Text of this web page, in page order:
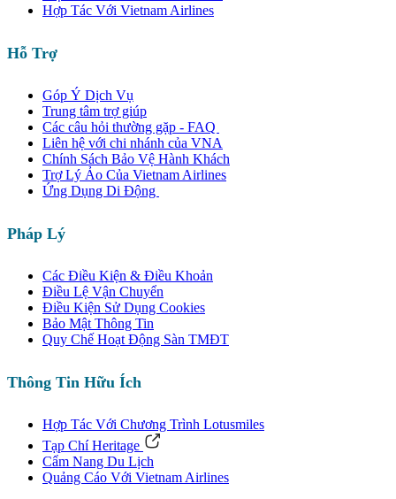
Hợp Tác Với Vietnam Airlines
Hỗ Trợ
Góp Ý Dịch Vụ
Trung tâm trợ giúp
Các câu hỏi thường gặp - FAQ
Liên hệ với chi nhánh của VNA
Chính Sách Bảo Vệ Hành Khách
Trợ Lý Ảo Của Vietnam Airlines
Ứng Dụng Di Động
Pháp Lý
Các Điều Kiện & Điều Khoản
Điều Lệ Vận Chuyển
Điều Kiện Sử Dụng Cookies
Bảo Mật Thông Tin
Quy Chế Hoạt Động Sàn TMĐT
Thông Tin Hữu Ích
Hợp Tác Với Chương Trình Lotusmiles
Tạp Chí Heritage
Cẩm Nang Du Lịch
Quảng Cáo Với Vietnam Airlines